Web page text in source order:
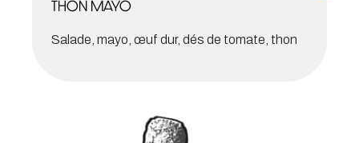
Thon mayo
Salade, mayo, œuf dur, dés de tomate, thon